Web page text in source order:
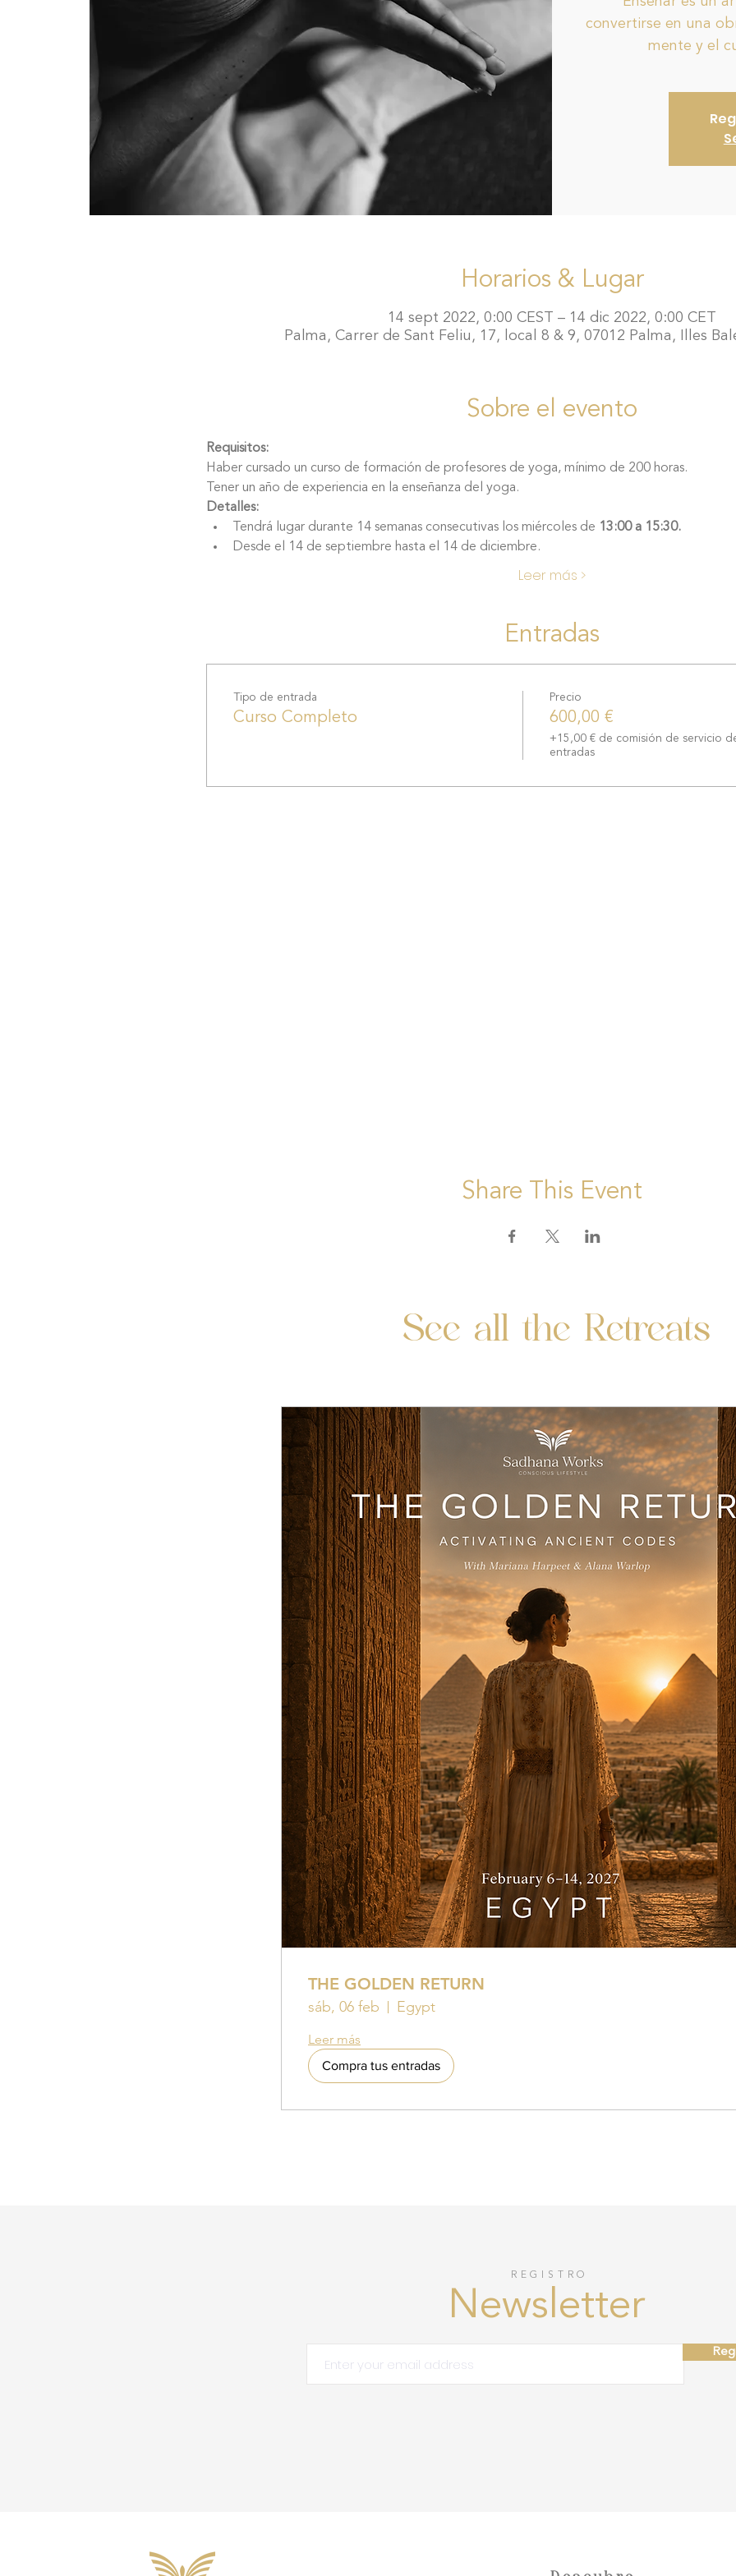
convertirse en una
mente y el
Horarios & Lugar
14 sept 2022, 0:00 CEST – 14 dic 2022, 0:00 CET
Palma, Carrer de Sant Feliu, 17, local 8 & 9, 07012 Palma, Illes
Sobre el evento
Requisitos:
Haber cursado un curso de formación de profesores de yoga, mínimo de 200 horas.
Tener un año de experiencia en la enseñanza del yoga.
Detalles:
Tendrá lugar durante 14 semanas consecutivas los miércoles de 13:00 a 15:30.
Desde el 14 de septiembre hasta el 14 de diciembre.
Leer más >
Entradas
Tipo de entrada
Curso Completo
Precio
600,00 €
+15,00 € de comisión de servicio
entradas
Share This Event
See all the Retreats
THE GOLDEN RETURN
sáb, 06 feb Egypt
Leer más
Compra tus entradas
REGISTRO
Newsletter